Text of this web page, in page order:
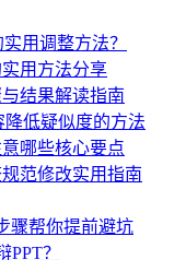
用调整方法？
用方法分享
结果解读指南
降低疑似度的方法
哪些核心要点
范修改实用指南
骤帮你提前避坑
？